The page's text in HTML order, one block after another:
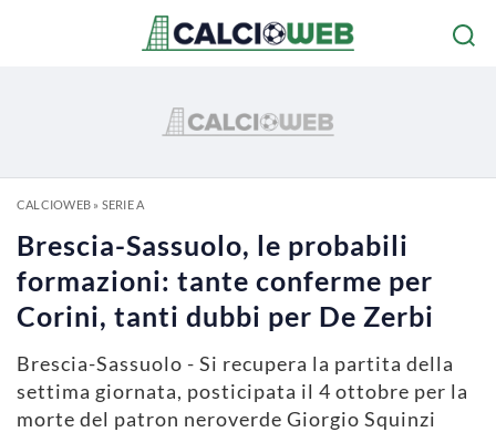
CALCIOWEB» SERIE A
Brescia-Sassuolo, le probabili
formazioni: tante conferme per
Corini, tanti dubbi per De Zerbi
Brescia-Sassuolo - Si recupera la partita della
settima giornata, posticipata il 4 ottobre per la
morte del patron neroverde Giorgio Squinzi